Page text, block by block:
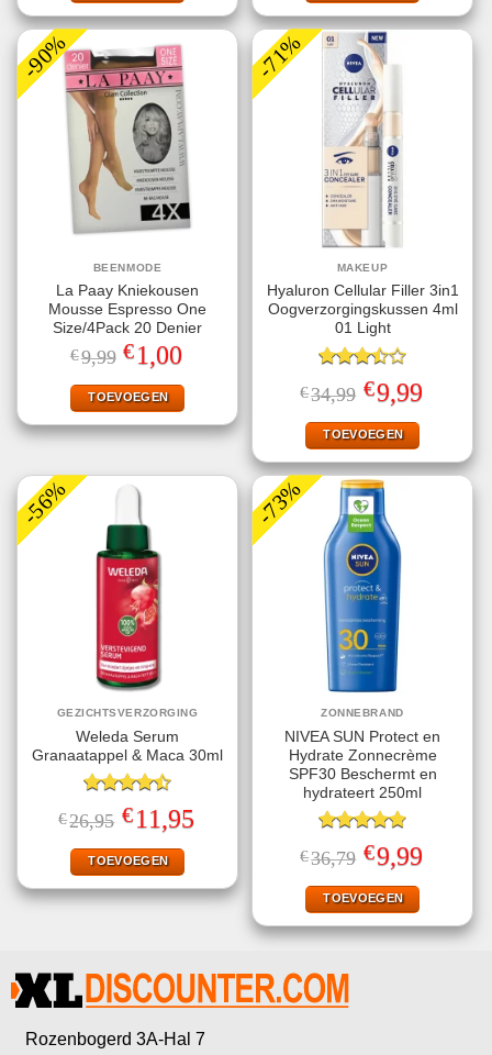
-90%
BEENMODE
La Paay Kniekousen
Mousse Espresso One
Size/4Pack 20 Denier
€9,99 Oorspronkelijke
prijs
was:
€9,99.
€1,00
is:
€1,00.
TOEVOEGEN
-71%
MAKEUP
Hyaluron Cellular Filler 3in1
Oogverzorgingskussen 4ml
01 Light
Gewaardeerd
3.50uit
€34,99 Oorspronkelijke
prijs
was:
€34,99.
€9,99Huidige
prijs
TOEVOEGEN
-56%
GEZICHTSVERZORGING
Weleda Serum
Granaatappel & Maca 30ml
Gewaardeerd
4.50uit 5
€26,95 Oorspronkelijke
prijs
was:
€26,95.
€11,95prijs
TOEVOEGEN
-73%
ZONNEBRAND
NIVEA SUN Protect en
Hydrate Zonnecrème
SPF30 Beschermt en
hydrateert 250ml
Gewaardeerd
4.78uit 5
€36,79 Oorspronkelijke
prijs
was:
€36,79.
€9,99Huidige
prijs
TOEVOEGEN
Rozenbogerd 3A-Hal 7